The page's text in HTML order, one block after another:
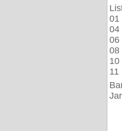
01
04
06
08
10
11